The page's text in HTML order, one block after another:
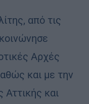
από τις
Αρχές
και με την
Αττικής και